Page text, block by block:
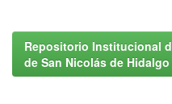
Repositorio Institucional
de San Nicolás de Hidalgo